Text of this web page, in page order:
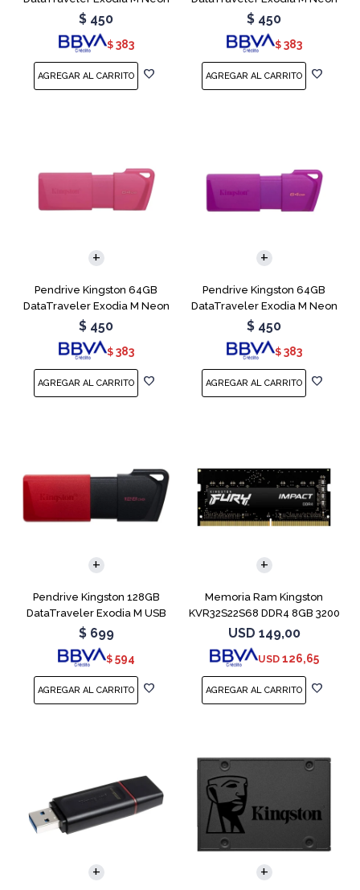
Blue
$ 450
$ 383
Green
$ 450
$ 383
Pendrive Kingston 64GB
DataTraveler Exodia M Neon
Pink
$ 450
$ 383
Pendrive Kingston 64GB
DataTraveler Exodia M Neon
Purple
$ 450
$ 383
Pendrive Kingston 128GB
DataTraveler Exodia M USB
3.2
$ 699
$ 594
Memoria Ram Kingston
KVR32S22S68 DDR4 8GB 3200
MHz Sodimm
USD 149,00
USD 126,65